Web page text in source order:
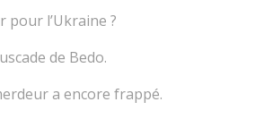
pour l’Ukraine ?
de Bedo.
a encore frappé.